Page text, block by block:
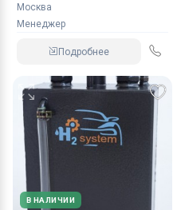
Москва
Менеджер
Подробнее
В НАЛИЧИИ